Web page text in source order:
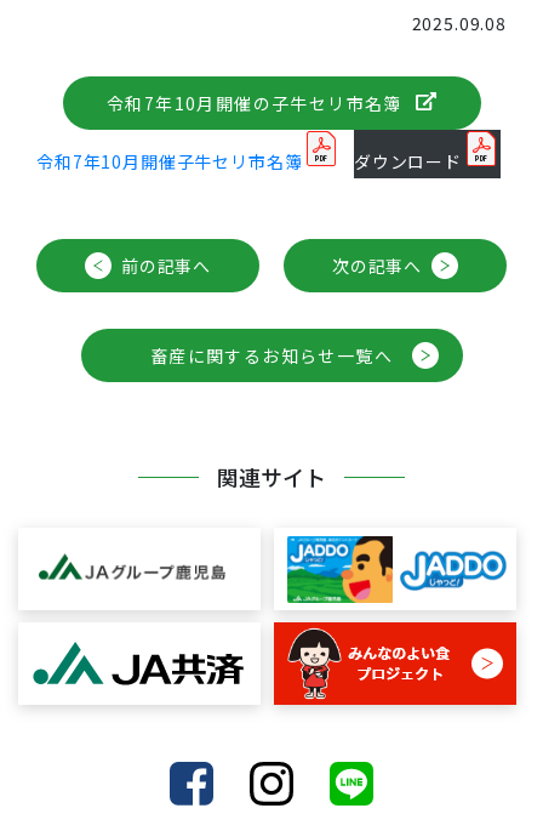
2025.09.08
令和7年10月開催の子牛セリ市名簿
令和7年10月開催子牛セリ市名簿 ダウンロード
前の記事へ 次の記事へ
畜産に関するお知らせ一覧へ
関連サイト